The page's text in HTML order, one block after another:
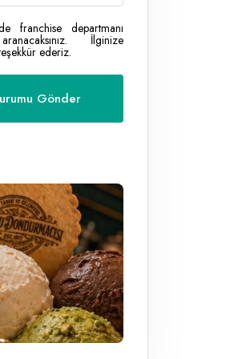
franchise departmanı
İlginize
ederiz.